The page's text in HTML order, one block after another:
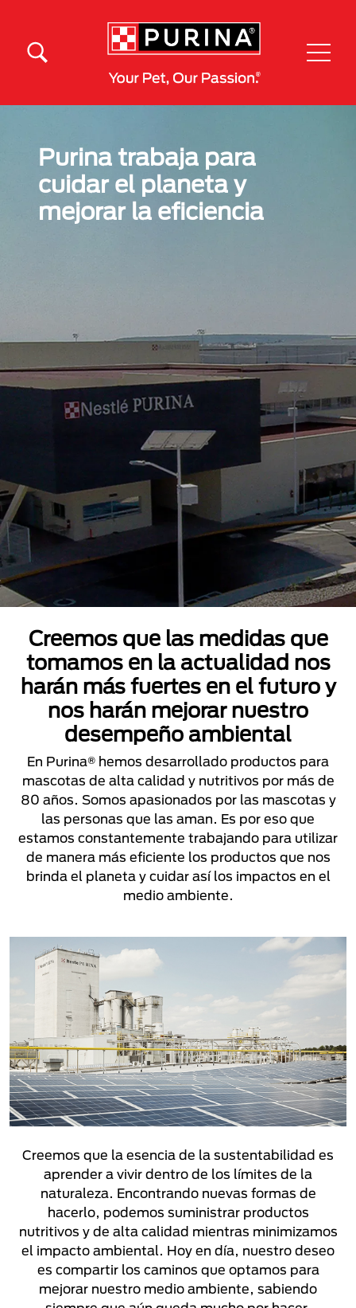
Purina trabaja para
cuidar el planeta y
mejorar la eficiencia
Creemos que las medidas que
tomamos en la actualidad nos
harán más fuertes en el futuro y
nos harán mejorar nuestro
desempeño ambiental
En Purina® hemos desarrollado productos para
mascotas de alta calidad y nutritivos por más de
80 años. Somos apasionados por las mascotas y
las personas que las aman. Es por eso que
estamos constantemente trabajando para utilizar
de manera más eficiente los productos que nos
brinda el planeta y cuidar así los impactos en el
medio ambiente.
Creemos que la esencia de la sustentabilidad es
aprender a vivir dentro de los límites de la
naturaleza. Encontrando nuevas formas de
hacerlo, podemos suministrar productos
nutritivos y de alta calidad mientras minimizamos
el impacto ambiental. Hoy en día, nuestro deseo
es compartir los caminos que optamos para
mejorar nuestro medio ambiente, sabiendo